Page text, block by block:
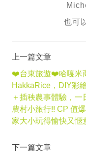
也可
上一篇文章
❤️台東旅遊❤️哈嘎米
HakkaRice，DIY彩
＋插秧農事體驗，一
農村小旅行!! CP 值
家大小玩得愉快又愜
下一篇文章